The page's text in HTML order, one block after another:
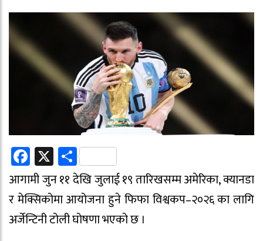
Facebook
X Share
आगामी जुन ११ देखि जुलाई १९ तारिखसम्म अमेरिका, क्यानडा
र मेक्सिकोमा आयोजना हुने फिफा विश्वकप–२०२६ का लागि
अर्जेन्टिनी टोली घोषणा भएको छ ।